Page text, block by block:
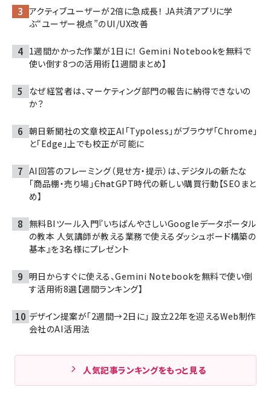
アクティブユーザーが2倍に急成長！ JA共済アプリに学
ぶ“ユーザー視点”のUI/UX改善
1週間かかった作業が1日に！ Gemini Notebookを無料で
使い倒す8つの活用術【1週間まとめ】
なぜ経営者は、マーケティング部門の報告に納得できないの
か？
朝日新聞社の文章校正AI「Typoless」がブラウザ「Chrome」
と「Edge」上でも校正が可能に
AI回答のフレーミング（見せ方・提示）は、デジタルの新たな
「商品棚・売り場」――ChatGPT時代の新しい購買行動【SEOまと
め】
無料BIツール入門『いちばんやさしいGoogleデータポータル
の教本 人気講師が教える業務で使えるダッシュボード構築の
基本』を3名様にプレゼント
明日からすぐに使える、Gemini Notebookを無料で使い倒
す活用術8選【週間ランキング】
デザイン提案が「2週間→2日に」 設立22年を迎えるWeb制作
会社のAI活用法
人気記事ランキングをもっと見る